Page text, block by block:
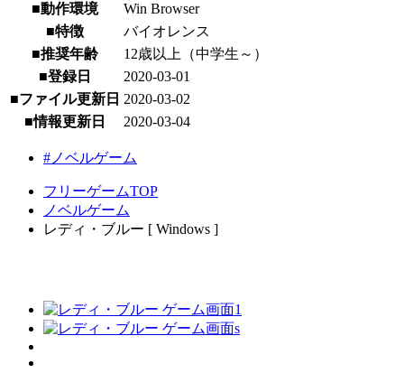
■動作環境
Win Browser
■特徴
バイオレンス
■推奨年齢
12歳以上（中学生～）
■登録日
2020-03-01
■ファイル更新日 2020-03-02
■情報更新日
2020-03-04
#ノベルゲーム
フリーゲームTOP
ノベルゲーム
レディ・ブルー [ Windows ]